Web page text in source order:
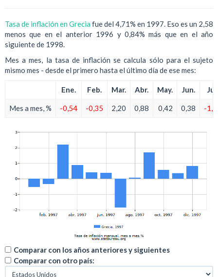
Tasa de inflación en Grecia fue del 4,71% en 1997. Eso es un 2,58
menos que en el anterior 1996 y 0,84% más que en el año
siguiente de 1998.
Mes a mes, la tasa de inflación se calcula sólo para el sujeto
mismo mes - desde el primero hasta el último día de ese mes:
Ene. Feb. Mar. Abr. May. Jun. Jul.
Mes a mes, % -0,54 -0,35 2,20 0,88 0,42 0,38 -
Comparar con los años anteriores y siguientes
Comparar con otro país: